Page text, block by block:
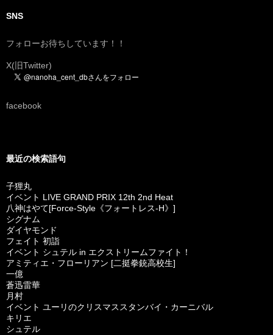
SNS
フォローお待ちしています！！
X(旧Twitter)
facebook
最近の検索語句
子狸丸
イベント LIVE GRAND PRIX 12th 2nd Heat
八神はやて[Force-Style《フォートレス-H》]
シグナム
ダイヤモンド
フェイト 初詣
イベント シュテル in エクストリームファイト！
アミティエ・フローリアン [二挺拳銃高校生]
一億
蒼迅雷華
月村
イベント ユーリのクリスマススタンバイ・カーニバル
キリエ
シュテル